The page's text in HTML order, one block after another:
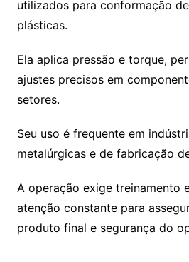
utilizados para conformação
plásticas.
Ela aplica pressão e torque,
ajustes precisos em
setores.
Seu uso é frequente em
metalúrgicas e de fabricação
A operação exige treinamento
atenção constante para
produto final e segurança do